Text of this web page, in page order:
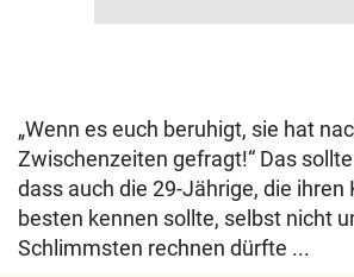
„Wenn es euch beruhigt, sie hat
Zwischenzeiten gefragt!“ Das
dass auch die 29-Jährige, die ihren
besten kennen sollte, selbst nicht
Schlimmsten rechnen dürfte ...